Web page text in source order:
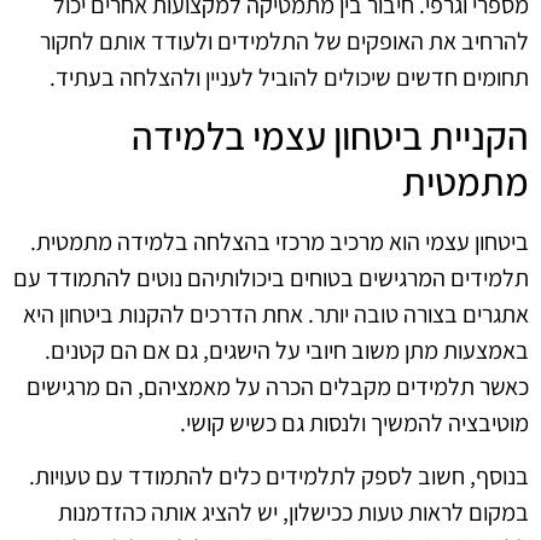
להרחיב את האופקים של התלמידים ולעודד אותם לחקור
תחומים חדשים שיכולים להוביל לעניין ולהצלחה בעתיד.
הקניית ביטחון עצמי בלמידה
מתמטית
ביטחון עצמי הוא מרכיב מרכזי בהצלחה בלמידה מתמטית.
תלמידים המרגישים בטוחים ביכולותיהם נוטים להתמודד עם
אתגרים בצורה טובה יותר. אחת הדרכים להקנות ביטחון היא
באמצעות מתן משוב חיובי על הישגים, גם אם הם קטנים.
כאשר תלמידים מקבלים הכרה על מאמציהם, הם מרגישים
מוטיבציה להמשיך ולנסות גם כשיש קושי.
בנוסף, חשוב לספק לתלמידים כלים להתמודד עם טעויות.
במקום לראות טעות ככישלון, יש להציג אותה כהזדמנות